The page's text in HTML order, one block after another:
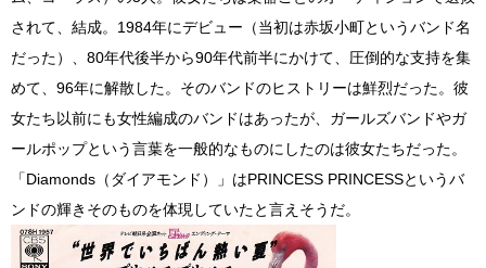
されて、結成。1984年にデビュー（当初は赤坂小町というバンド名
だった）、80年代後半から90年代前半にかけて、圧倒的な支持を集
めて、96年に解散した。そのバンドのヒストリーは鮮烈だった。彼
女たち以前にも女性編成のバンドはあったが、ガールズバンドやガ
ールポップという言葉を一般的なものにしたのは彼女たちだった。
「Diamonds（ダイアモンド）」はPRINCESS PRINCESSというバ
ンドの輝きそのものを体現していたと言えそうだ。